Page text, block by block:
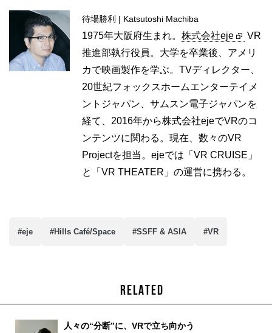
待場勝利 | Katsutoshi Machiba
1975年大阪府生まれ。 株式会社eje
VR
推進部執行役員。大学を卒業後、アメリ
カで映画製作を学ぶ。TVディレクター、
20世紀フォックスホームエンターテイメ
ントジャパン、サムスン電子ジャパンを
経て、2016年から株式会社ejeでVRのコ
ンテンツに関わる。現在、数々のVR
Projectを担当。ejeでは「VR CRUISE」
と「VR THEATER」の運営に携わる。
#eje #Hills Café/Space #SSFF & ASIA #VR
RELATED
人々の“分断”に、VRで立ち向かう